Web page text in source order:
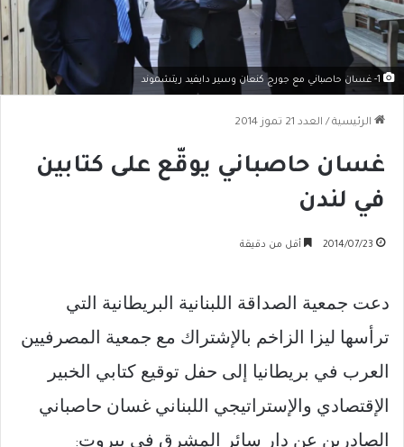
الرئيسية / العدد 21 تموز 2014
غسان حاصباني يوقّع على كتابين
في لندن
2014/07/23 أقل من دقيقة
دعت جمعية الصداقة اللبنانية البريطانية التي
ترأسها ليزا الزاخم بالإشتراك مع جمعية المصرفيين
العرب في بريطانيا إلى حفل توقيع كتابي الخبير
الإقتصادي والإستراتيجي اللبناني غسان حاصباني
الصادرين عن دار سائر المشرق في بيروت